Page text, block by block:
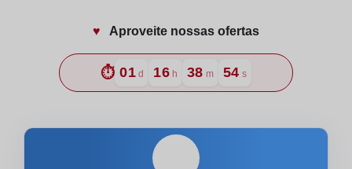
♥️ Aproveite nossas ofertas
⏱️ 01 d 16 h 38 m 52 s